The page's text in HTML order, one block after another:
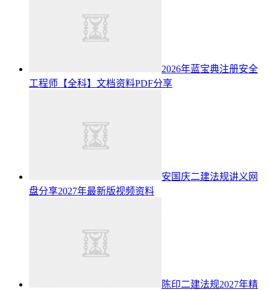
2026年蓝宝典注册安全
工程师【全科】文档资料PDF分享
安国庆二建法规讲义网
盘分享2027年最新版视频资料
陈印二建法规2027年精